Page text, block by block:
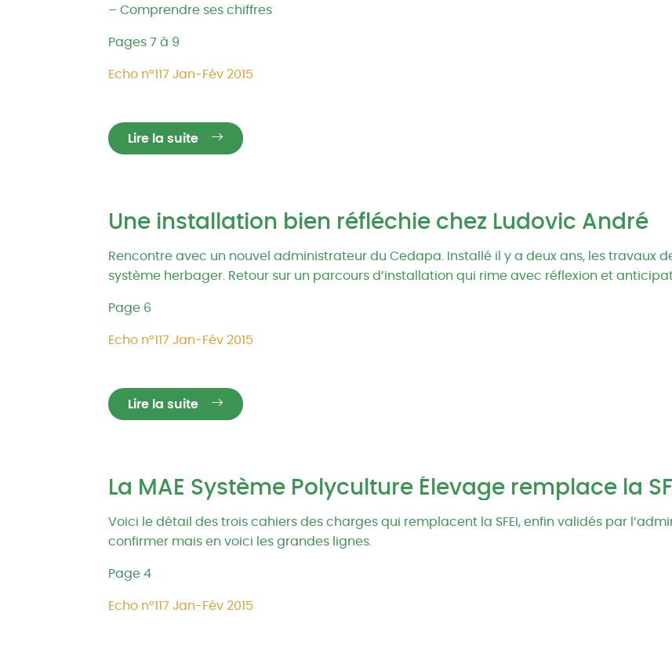
– Comprendre ses chiffres
Pages 7 à 9
Echo n°117 Jan-Fév 2015
Lire la suite
Une installation bien réfléchie chez Ludovic André
Rencontre avec un nouvel administrateur du Cedapa. Installé il y a deux ans, les travaux
système herbager. Retour sur un parcours d’installation qui rime avec réflexion et
Page 6
Echo n°117 Jan-Fév 2015
Lire la suite
La MAE Système Polyculture Élevage remplace la
Voici le détail des trois cahiers des charges qui remplacent la SFEI, enfin validés par
confirmer mais en voici les grandes lignes.
Page 4
Echo n°117 Jan-Fév 2015